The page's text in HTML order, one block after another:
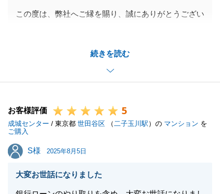
続きを読む
この度は、弊社へご縁を賜り、誠にありがとうござい
ご協力いただき、無事にお引渡が出来、心より感謝申
し上げます。
今後何か弊社でお役に立てることがございましたらお
声掛け頂けましたら幸いです。
引き続き、どうぞよろしくお願いいたします。
閉じる
お客様評価 5
成城センター / 東京都 世田谷区 （ 二子玉川駅）の マンション を
ご購入
S様
S様 2025年8月5日
大変お世話になりました